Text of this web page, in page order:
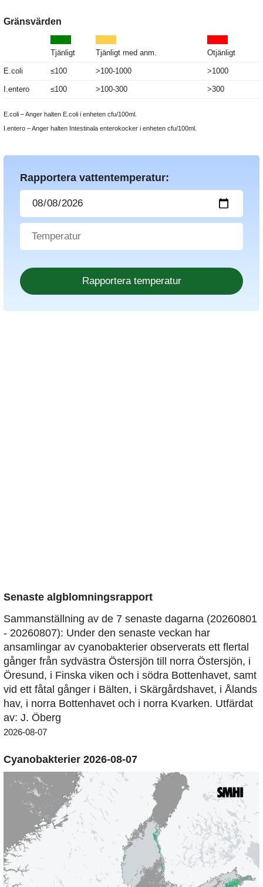
Gränsvärden
Tjänligt Tjänligt med anm. Otjänligt
E.coli ≤100 >100-1000 >1000
I.entero ≤100 >100-300 >300
E.coli – Anger halten E.coli i enheten cfu/100ml.
I.entero – Anger halten Intestinala enterokocker i enheten cfu/100ml.
Rapportera vattentemperatur:
Senaste algblomningsrapport
Sammanställning av de 7 senaste dagarna (20260801
- 20260807): Under den senaste veckan har
ansamlingar av cyanobakterier observerats ett flertal
gånger från sydvästra Östersjön till norra Östersjön, i
Öresund, i Finska viken och i södra Bottenhavet, samt
vid ett fåtal gånger i Bälten, i Skärgårdshavet, i Ålands
hav, i norra Bottenhavet och i norra Kvarken. Utfärdat
av: J. Öberg
2026-08-07
Cyanobakterier 2026-08-07